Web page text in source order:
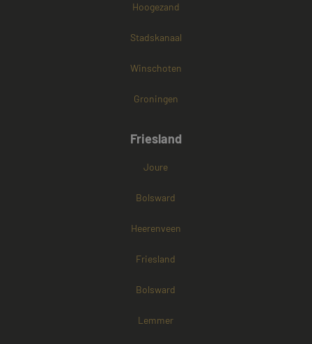
Hoogezand
Stadskanaal
Winschoten
Groningen
Friesland
Joure
Bolsward
Heerenveen
Friesland
Bolsward
Lemmer